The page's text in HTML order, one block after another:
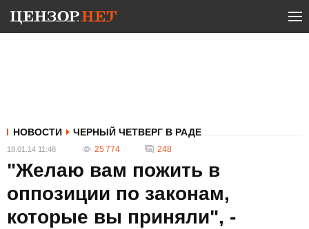
НОВОСТИ ЧЕРНЫЙ ЧЕТВЕРГ В РАДЕ
18.01.14 11:48 25 774 248
"Желаю вам пожить в
оппозиции по законам,
которые вы приняли", -